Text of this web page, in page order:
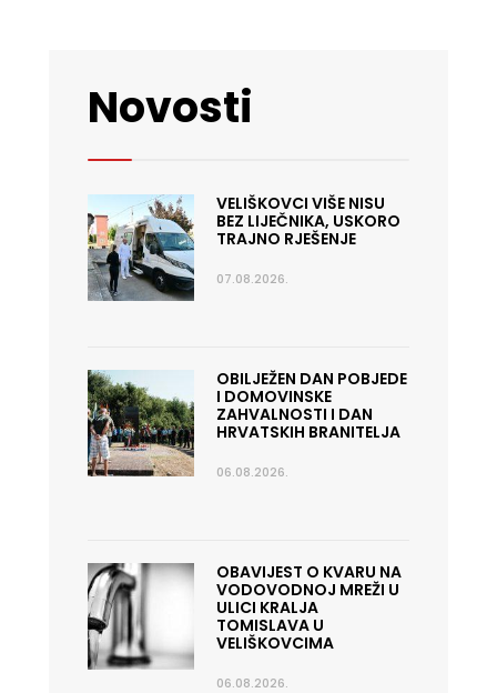
Novosti
VELIŠKOVCI VIŠE NISU
BEZ LIJEČNIKA, USKORO
TRAJNO RJEŠENJE
07.08.2026.
OBILJEŽEN DAN POBJEDE
I DOMOVINSKE
ZAHVALNOSTI I DAN
HRVATSKIH BRANITELJA
06.08.2026.
OBAVIJEST O KVARU NA
VODOVODNOJ MREŽI U
ULICI KRALJA
TOMISLAVA U
VELIŠKOVCIMA
06.08.2026.